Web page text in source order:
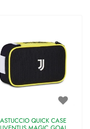
ASTUCCIO QUICK CASE